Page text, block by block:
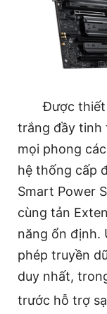
Được thiết
trắng đầy tinh
mọi phong
hệ thống cấp
Smart Power
cùng tản
năng ổn định.
phép truyền
duy nhất,
trước hỗ trợ